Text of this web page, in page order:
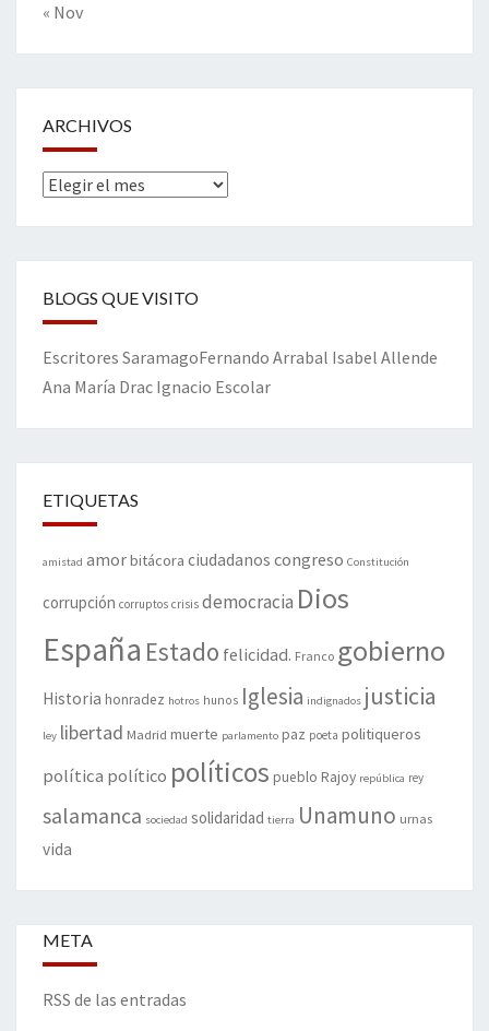
« Nov
ARCHIVOS
Archivos
BLOGS QUE VISITO
Escritores SaramagoFernando Arrabal Isabel Allende
Ana María Drac Ignacio Escolar
ETIQUETAS
amistad amorbitácora ciudadanos congreso Constitución
corrupción corruptos crisis democracia Dios
España Estado felicidad. Franco gobierno
Historia honradez hotros hunos Iglesia indignados justicia
ley libertad Madrid muerte parlamento paz poeta politiqueros
política político políticos pueblo Rajoy república rey
salamanca sociedad solidaridad tierra Unamuno urnas
vida
META
RSS de las entradas